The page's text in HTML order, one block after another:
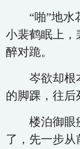
“啪”地水花
小裴鹤眠上，
醉对跪。
岑欲却根本
的脚踝，往后
楼泊御眼疾
了，先一步